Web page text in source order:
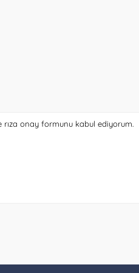
rıza onay formunukabul ediyorum.